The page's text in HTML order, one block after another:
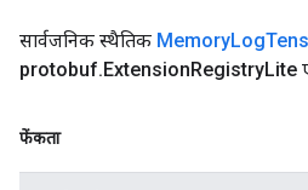
सार्वजनिक स्थैतिक MemoryLog
protobuf.ExtensionRegistryLite
फेंकता